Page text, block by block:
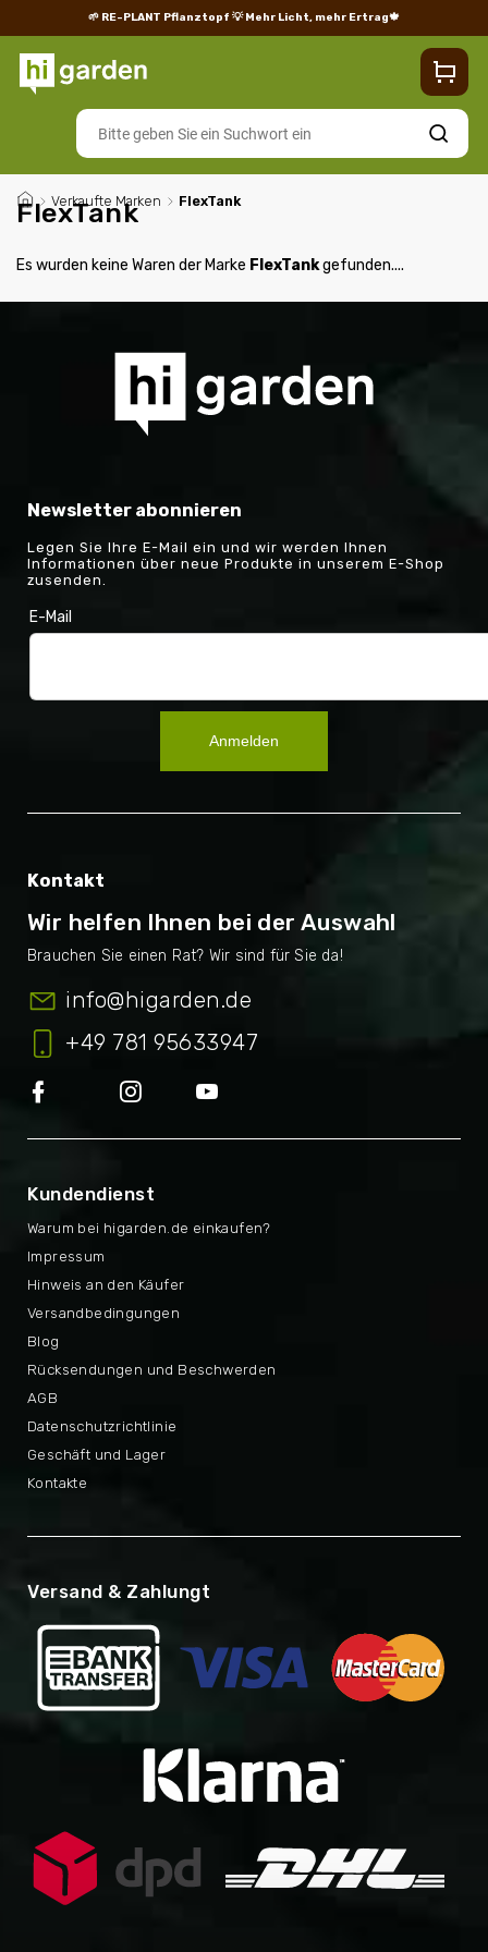
🌱 RE-PLANT Pflanztopf 💡 Mehr Licht, mehr Ertrag🍁
Suchen
/ Verkaufte Marken / FlexTank
FlexTank
Es wurden keine Waren der Marke FlexTankgefunden....
Newsletter abonnieren
Legen Sie Ihre E-Mail ein und wir werden Ihnen
Informationen über neue Produkte in unserem E-Shop
zusenden.
E-Mail
Anmelden
Kontakt
Wir helfen Ihnen bei der Auswahl
info@higarden.de
+49 781 95633947
Kundendienst
Warum bei higarden.de einkaufen?
Rücksendungen und Beschwerden
Impressum
AGB
Hinweis an den Käufer
Datenschutzrichtlinie
Versandbedingungen
Geschäft und Lager
Blog
Kontakte
Versand & Zahlungt